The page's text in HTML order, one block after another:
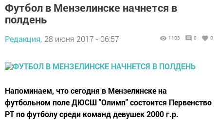
Футбол в Мензелинске начнется в
полдень
Редакция, 28 июня 2017 - 06:57 1103 0 0
Напоминаем, что сегодня в Мензелинске на
футбольном поле ДЮСШ "Олимп" состоится Первенство
РТ по футболу среди команд девушек 2000 г.р.